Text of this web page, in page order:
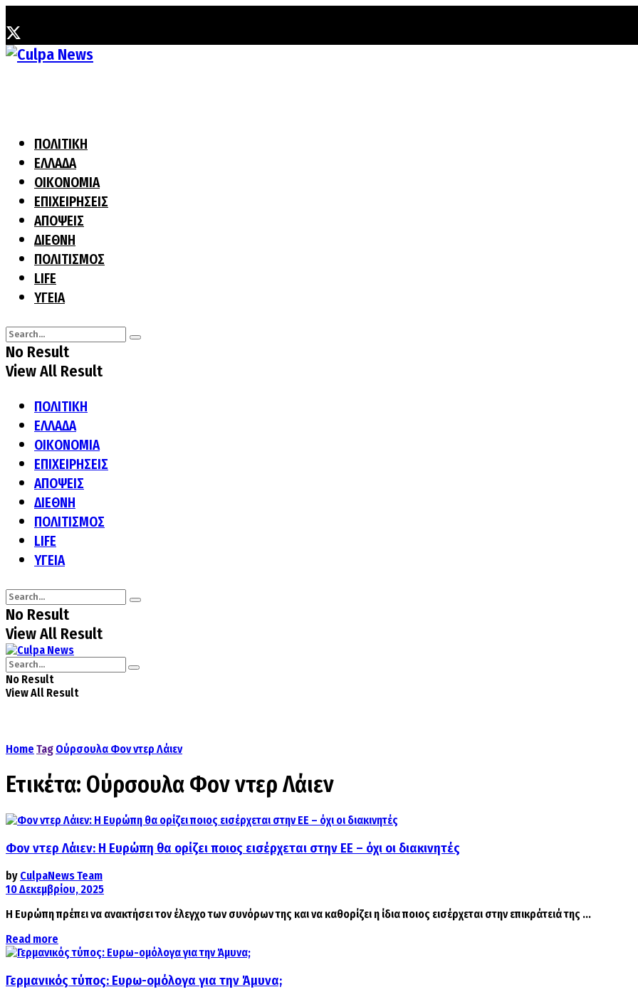
ΠΟΛΙΤΙΚΗ
ΕΛΛΑΔΑ
ΟΙΚΟΝΟΜΙΑ
ΕΠΙΧΕΙΡΗΣΕΙΣ
ΑΠΟΨΕΙΣ
ΔΙΕΘΝΗ
ΠΟΛΙΤΙΣΜΟΣ
LIFE
ΥΓΕΙΑ
No Result
View All Result
ΠΟΛΙΤΙΚΗ
ΕΛΛΑΔΑ
ΟΙΚΟΝΟΜΙΑ
ΕΠΙΧΕΙΡΗΣΕΙΣ
ΑΠΟΨΕΙΣ
ΔΙΕΘΝΗ
ΠΟΛΙΤΙΣΜΟΣ
LIFE
ΥΓΕΙΑ
No Result
View All Result
No Result
View All Result
Home Tag Ούρσουλα Φον ντερ Λάιεν
Ετικέτα: Ούρσουλα Φον ντερ Λάιεν
Φον ντερ Λάιεν: Η Ευρώπη θα ορίζει ποιος εισέρχεται στην ΕΕ – όχι οι διακινητές
by CulpaNews Team
10 Δεκεμβρίου, 2025
Η Ευρώπη πρέπει να ανακτήσει τον έλεγχο των συνόρων της και να καθορίζει η ίδια ποιος εισέρχεται στην επικράτειά της ...
Read more
Γερμανικός τύπος: Ευρω-ομόλογα για την Άμυνα;